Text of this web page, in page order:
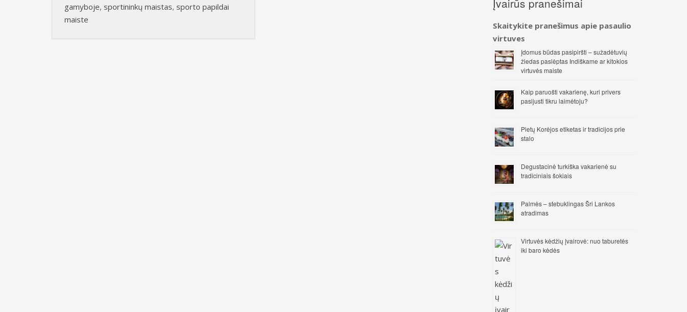
gamyboje, sportininkų maistas, sporto papildai
maiste
Įvairūs pranešimai
Skaitykite pranešimus apie pasaulio
virtuves
Įdomus būdas pasipiršti – sužadėtuvių
žiedas paslėptas Indiškame ar kitokios
virtuvės maiste
Kaip paruošti vakarienę, kuri privers
pasijusti tikru laimėtoju?
Pietų Korėjos etiketas ir tradicijos prie
stalo
Degustacinė turkiška vakarienė su
tradiciniais šokiais
Palmės – stebuklingas Šri Lankos
atradimas
Virtuvės kėdžių įvairovė: nuo taburetės
iki baro kėdės